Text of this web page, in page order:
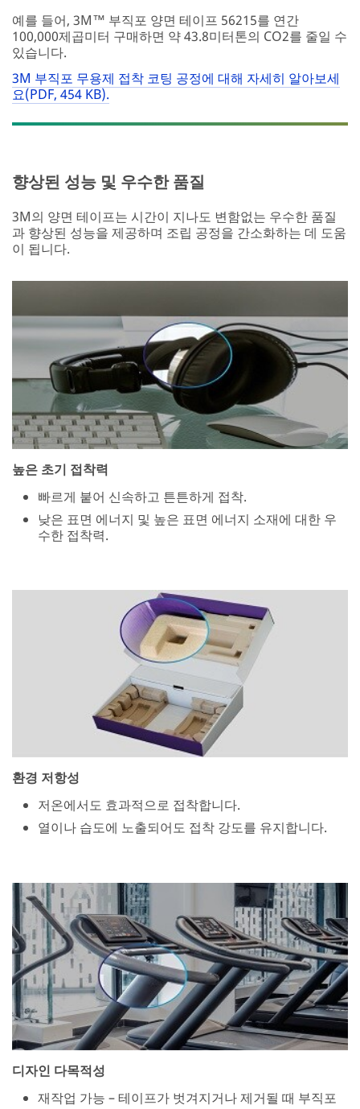
예를 들어, 3M™ 부직포 양면 테이프 56215를 연간
100,000제곱미터 구매하면 약 43.8미터톤의 CO2를 줄일 수
있습니다.
3M 부직포 무용제 접착 코팅 공정에 대해 자세히 알아보세
요(PDF, 454 KB).
향상된 성능 및 우수한 품질
3M의 양면 테이프는 시간이 지나도 변함없는 우수한 품질
과 향상된 성능을 제공하며 조립 공정을 간소화하는 데 도움
이 됩니다.
높은 초기 접착력
빠르게 붙어 신속하고 튼튼하게 접착.
낮은 표면 에너지 및 높은 표면 에너지 소재에 대한 우
수한 접착력.
환경 저항성
저온에서도 효과적으로 접착합니다.
열이나 습도에 노출되어도 접착 강도를 유지합니다.
디자인 다목적성
재작업 가능 – 테이프가 벗겨지거나 제거될 때 부직포